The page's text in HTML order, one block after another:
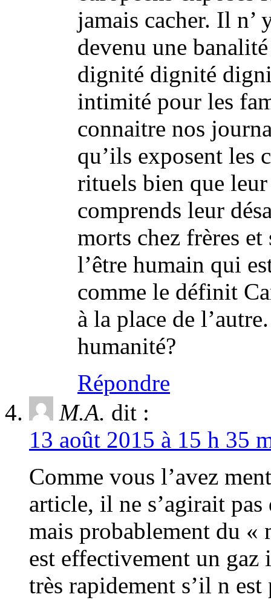
jamais cacher. Il n’
devenu une
dignité dignité
intimité pour les
connaitre nos
qu’ils exposent les
rituels bien que
comprends leur
morts chez frères
l’être humain qui
comme le définit
à la place de
humanité?
Répondre
M.A. dit :
13 août 2015 à 15 h 35
Comme vous l’avez
article, il ne s’agirait
mais probablement du
est effectivement un
très rapidement s’il n